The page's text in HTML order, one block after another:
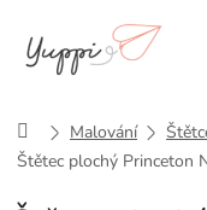
obsah
DomůMalování
Štětec plochý Princeton